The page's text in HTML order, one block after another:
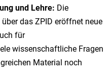
und Lehre: Die
das ZPID eröffnet neue
für
wissenschaftliche Fragen
Material noch